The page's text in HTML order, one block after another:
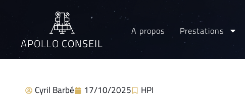
APOLLO CONSEIL
A propos Prestations
Cyril Barbé 17/10/2025 HPI